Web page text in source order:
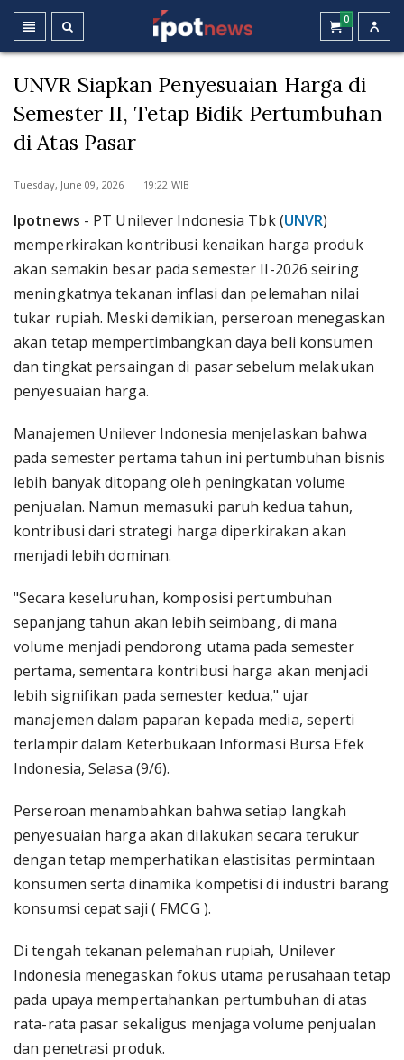
0
UNVR Siapkan Penyesuaian Harga di
Semester II, Tetap Bidik Pertumbuhan
di Atas Pasar
Tuesday, June 09, 2026 19:22 WIB
Ipotnews - PT Unilever Indonesia Tbk (UNVR)
memperkirakan kontribusi kenaikan harga produk
akan semakin besar pada semester II-2026 seiring
meningkatnya tekanan inflasi dan pelemahan nilai
tukar rupiah. Meski demikian, perseroan menegaskan
akan tetap mempertimbangkan daya beli konsumen
dan tingkat persaingan di pasar sebelum melakukan
penyesuaian harga.
Manajemen Unilever Indonesia menjelaskan bahwa
pada semester pertama tahun ini pertumbuhan bisnis
lebih banyak ditopang oleh peningkatan volume
penjualan. Namun memasuki paruh kedua tahun,
kontribusi dari strategi harga diperkirakan akan
menjadi lebih dominan.
"Secara keseluruhan, komposisi pertumbuhan
sepanjang tahun akan lebih seimbang, di mana
volume menjadi pendorong utama pada semester
pertama, sementara kontribusi harga akan menjadi
lebih signifikan pada semester kedua," ujar
manajemen dalam paparan kepada media, seperti
terlampir dalam Keterbukaan Informasi Bursa Efek
Indonesia, Selasa (9/6).
Perseroan menambahkan bahwa setiap langkah
penyesuaian harga akan dilakukan secara terukur
dengan tetap memperhatikan elastisitas permintaan
konsumen serta dinamika kompetisi di industri barang
konsumsi cepat saji ( FMCG ).
Di tengah tekanan pelemahan rupiah, Unilever
Indonesia menegaskan fokus utama perusahaan tetap
pada upaya mempertahankan pertumbuhan di atas
rata-rata pasar sekaligus menjaga volume penjualan
dan penetrasi produk.